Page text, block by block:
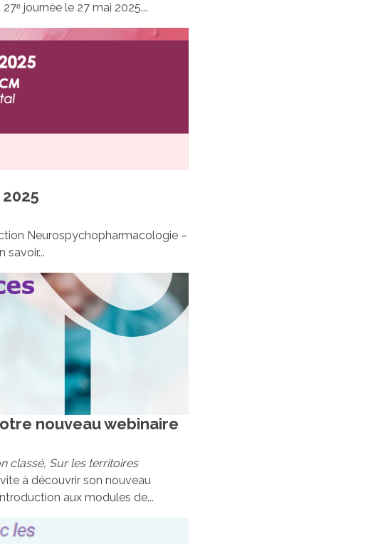
journée le 27 mai 2025...
Neurospychopharmacologie –
savoir...
nouveau webinaire
classé, Sur les territoires
à découvrir son nouveau
aux modules de...